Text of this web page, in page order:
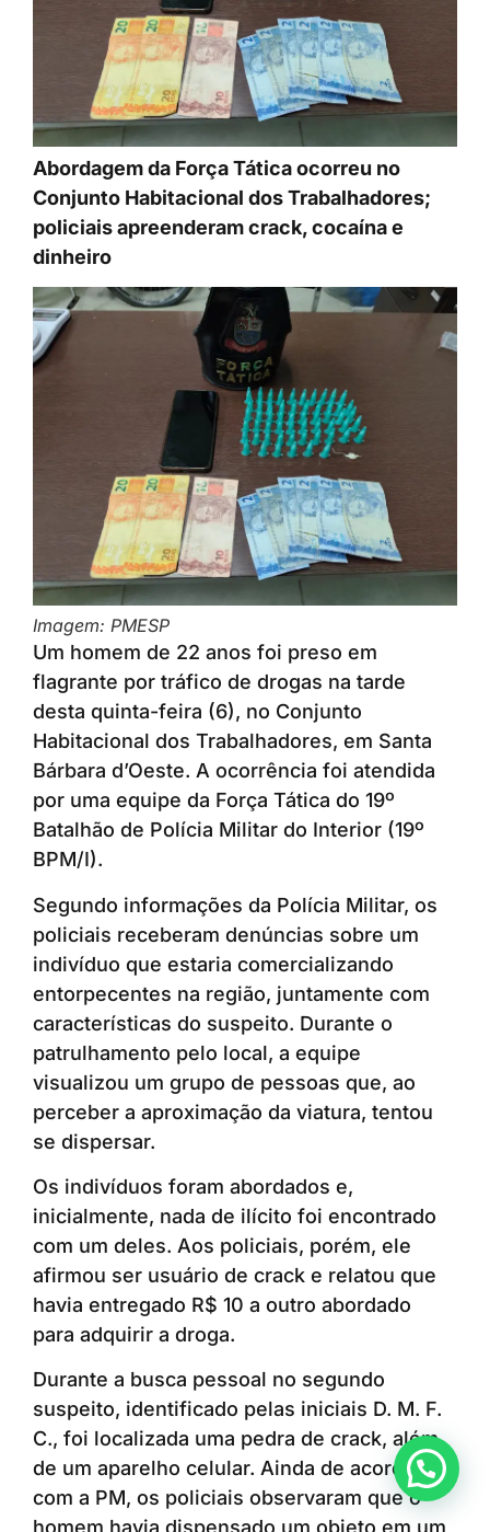
Abordagem da Força Tática ocorreu no
Conjunto Habitacional dos Trabalhadores;
policiais apreenderam crack, cocaína e
dinheiro
Imagem: PMESP
Um homem de 22 anos foi preso em
flagrante por tráfico de drogas na tarde
desta quinta-feira (6), no Conjunto
Habitacional dos Trabalhadores, em Santa
Bárbara d’Oeste. A ocorrência foi atendida
por uma equipe da Força Tática do 19º
Batalhão de Polícia Militar do Interior (19º
BPM/I).
Segundo informações da Polícia Militar, os
policiais receberam denúncias sobre um
indivíduo que estaria comercializando
entorpecentes na região, juntamente com
características do suspeito. Durante o
patrulhamento pelo local, a equipe
visualizou um grupo de pessoas que, ao
perceber a aproximação da viatura, tentou
se dispersar.
Os indivíduos foram abordados e,
inicialmente, nada de ilícito foi encontrado
com um deles. Aos policiais, porém, ele
afirmou ser usuário de crack e relatou que
havia entregado R$ 10 a outro abordado
para adquirir a droga.
Durante a busca pessoal no segundo
suspeito, identificado pelas iniciais D. M. F.
C., foi localizada uma pedra de crack, além
de um aparelho celular. Ainda de acordo
com a PM, os policiais observaram que o
Anunciar ou recomendar matéria